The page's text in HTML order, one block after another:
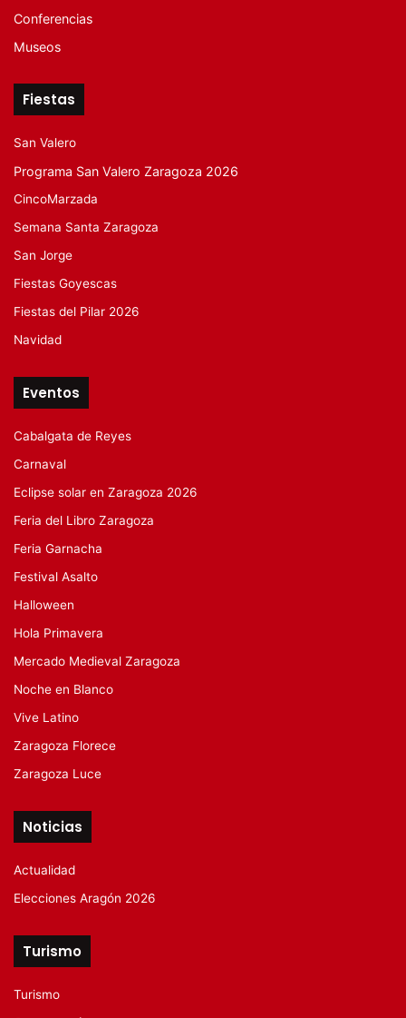
Conferencias
Museos
Fiestas
San Valero
Programa San Valero Zaragoza 2026
CincoMarzada
Semana Santa Zaragoza
San Jorge
Fiestas Goyescas
Fiestas del Pilar 2026
Navidad
Eventos
Cabalgata de Reyes
Carnaval
Eclipse solar en Zaragoza 2026
Feria del Libro Zaragoza
Feria Garnacha
Festival Asalto
Halloween
Hola Primavera
Mercado Medieval Zaragoza
Noche en Blanco
Vive Latino
Zaragoza Florece
Zaragoza Luce
Noticias
Actualidad
Elecciones Aragón 2026
Turismo
Turismo